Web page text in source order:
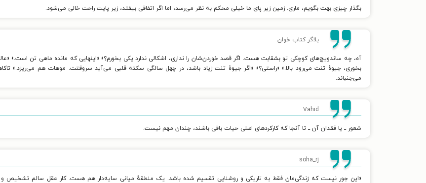
بگذار چیزی بهت بگویم، ماری. زمین زیر پای ما خیلی محکم به نظر می‌رسد، اما اگر اتفاقی بیفتد، زیر پایت راحت خالی می‌شود.
بلاگر کتاب خوان
آه، چه ساندویچ‌های کوچکی تو بشقابت هست. اگر قصد خوردن‌شان را نداری، اشکالی ندارد یکی بخورم؟» «اینهایی که مانده ماهی تن است.»
بخوری، جیوهٔ تنت می‌رود بالا.» «راستی؟» «اگر جیوهٔ تنت زیاد باشد، در چهل سالگی سکته قلبی می‌آید سروقتت. موهات هم می‌ریزد.»
می‌جنباند.
Vahid
شعور ــ یا فقدان آن ــ تا آنجا که کارکردهای اصلی حیات باقی باشند، چندان مهم نیست.
soha_rj
«این جور نیست که زندگی‌مان فقط به تاریکی و روشنایی تقسیم شده باشد. یک منطقهٔ میانی سایه‌دار هم هست. کار عقل سالم